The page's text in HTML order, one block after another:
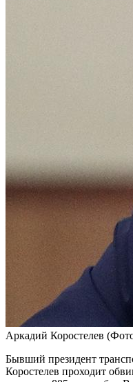
Аркадий Коростелев
Бывший президент
Коростелев проходит